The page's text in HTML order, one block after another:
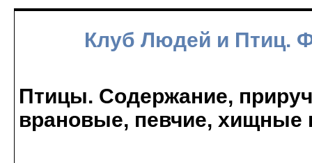
Клуб Людей и Птиц.
Птицы. Содержание,
врановые, певчие, хищные